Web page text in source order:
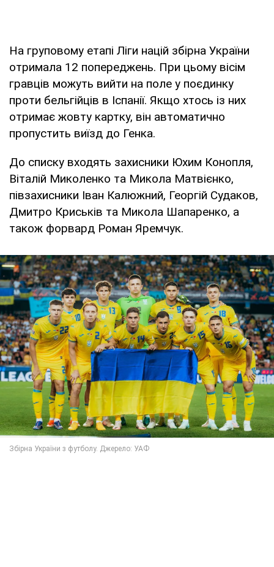
На груповому етапі Ліги націй збірна України
отримала 12 попереджень. При цьому вісім
гравців можуть вийти на поле у поєдинку
проти бельгійців в Іспанії. Якщо хтось із них
отримає жовту картку, він автоматично
пропустить виїзд до Генка.
До списку входять захисники Юхим Конопля,
Віталій Миколенко та Микола Матвієнко,
півзахисники Іван Калюжний, Георгій Судаков,
Дмитро Криськів та Микола Шапаренко, а
також форвард Роман Яремчук.